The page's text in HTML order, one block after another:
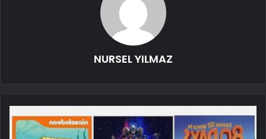
NURSEL YILMAZ